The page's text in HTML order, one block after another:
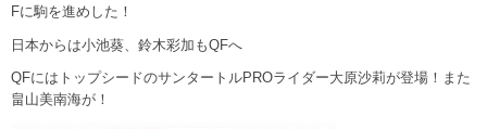
Fに駒を進めした！
日本からは小池葵、鈴木彩加もQFへ
QFにはトップシードのサンタートルPROライダー大原沙莉が登場！また
畠山美南海が！